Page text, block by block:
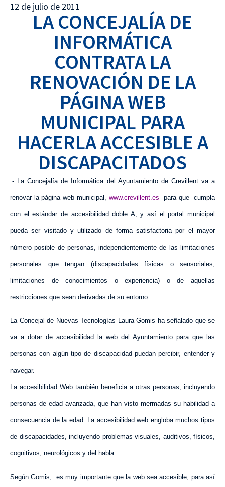
12 de julio de 2011
LA CONCEJALÍA DE
INFORMÁTICA
CONTRATA LA
RENOVACIÓN DE LA
PÁGINA WEB
MUNICIPAL PARA
HACERLA ACCESIBLE A
DISCAPACITADOS
.- La Concejalía de Informática del Ayuntamiento de Crevillent va a
renovar la página web municipal, www.crevillent.es para que cumpla
con el estándar de accesibilidad doble A, y así el portal municipal
puedaser visitado y utilizado de forma satisfactoria por el mayor
número posible de personas, independientemente de las limitaciones
personales que tengan (discapacidades físicas o sensoriales,
limitaciones de conocimientos o experiencia) o de aquellas
restricciones que sean derivadas de su entorno.
La Concejal de Nuevas Tecnologías Laura Gomis ha señalado que se
va a dotar de accesibilidad la web del Ayuntamiento para que las
personas con algún tipo de discapacidad puedan percibir, entender y
navegar.
La accesibilidad Web también beneficia a otras personas, incluyendo
personas de edad avanzada, que han visto mermadas su habilidad a
consecuencia de la edad. La accesibilidad web engloba muchos tipos
de discapacidades, incluyendo problemas visuales, auditivos, físicos,
cognitivos, neurológicos y del habla.
Según Gomis, es muy importante que la web sea accesible, para así